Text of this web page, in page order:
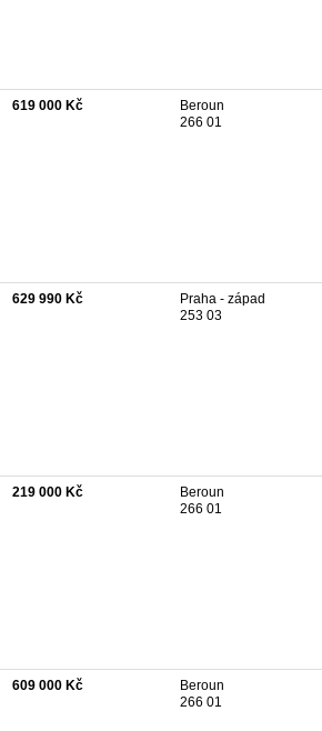
619 000 Kč
Beroun
266 01
629 990 Kč
Praha - západ
253 03
219 000 Kč
Beroun
266 01
609 000 Kč
Beroun
266 01